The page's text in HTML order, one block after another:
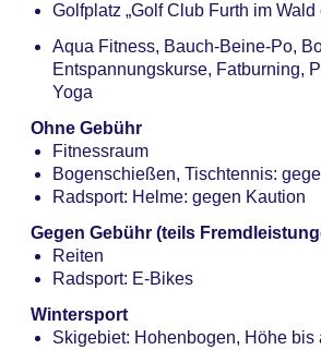
Golfplatz „Golf Club Furth im Wald
Aqua Fitness, Bauch-Beine-Po,
Entspannungskurse, Fatburning,
Yoga
Ohne Gebühr
Fitnessraum
Bogenschießen, Tischtennis:
Radsport: Helme: gegen Kaution
Gegen Gebühr (teils
Reiten
Radsport: E-Bikes
Wintersport
Skigebiet: Hohenbogen, Höhe bis